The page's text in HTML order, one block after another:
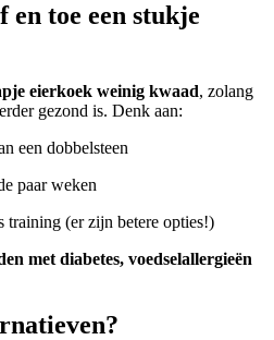
en toe een stukje
eierkoek weinig kwaad, zolang
gezond is. Denk aan:
een dobbelsteen
paar weken
training (er zijn betere opties!)
met diabetes, voedselallergieën